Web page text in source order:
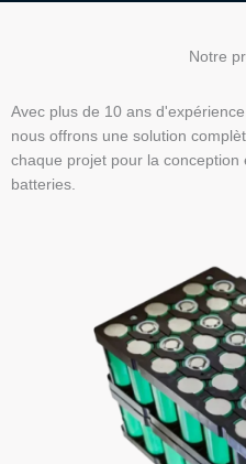
Notre
Avec plus de 10 ans
nous offrons une solution
chaque projet pour la
batteries.